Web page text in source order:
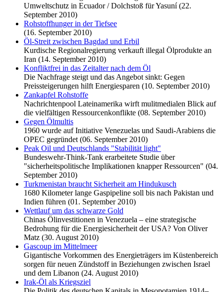
Umweltschutz in Ecuador / Dolchstoß für Yasuní (22.
September 2010)
Rohstoffhunger in der Tiefsee
(16. September 2010)
Öl-Streit zwischen Bagdad und Erbil
Kurdische Regionalregierung verkauft illegal Ölprodukte an
Iran (14. September 2010)
Konfliktfrei in das Zeitalter nach dem Öl
Die Nachfrage steigt und das Angebot sinkt: Gegen
Preissteigerungen hilft Energiesparen (10. September 2010)
Zankapfel Rohstoffe
Nachrichtenpool Lateinamerika wirft mulitmedialen Blick auf
die vielfältigen Ressourcenkonflikte (08. September 2010)
Gegen Ölmultis
1960 wurde auf Initiative Venezuelas und Saudi-Arabiens die
OPEC gegründet (06. September 2010)
Peak Oil und Deutschlands "Stabilität light"
Bundeswehr-Think-Tank erarbeitete Studie über
"sicherheitspolitische Implikationen knapper Ressourcen" (04.
September 2010)
Turkmenistan braucht Sicherheit am Hindukusch
1680 Kilometer lange Gaspipeline soll bis nach Pakistan und
Indien führen (01. September 2010)
Wettlauf um das schwarze Gold
Chinas Ölinvestitionen in Venezuela – eine strategische
Bedrohung für die Energiesicherheit der USA? Von Oliver
Matz (30. August 2010)
Gascoup im Mittelmeer
Gigantische Vorkommen des Energieträgers im Küstenbereich
sorgen für neuen Zündstoff in Beziehungen zwischen Israel
und dem Libanon (24. August 2010)
Irak-Öl als Kriegsziel